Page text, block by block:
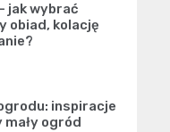
jak wybrać
obiad, kolację
inspiracje
mały ogród